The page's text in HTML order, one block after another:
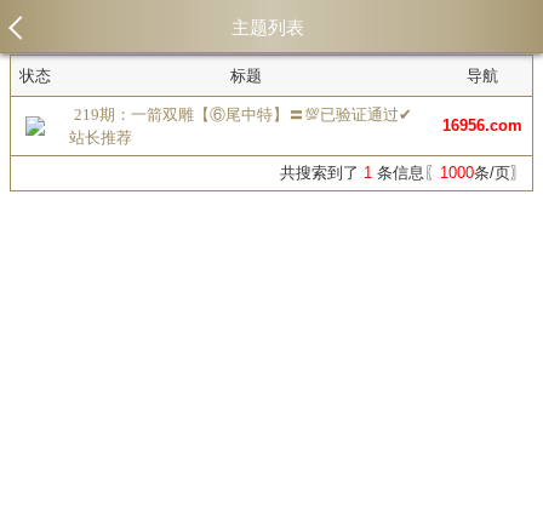
主题列表
状态 标题 导航
219期：一箭双雕【⑥尾中特】〓💯已验证通过✔
站长推荐
16956.com
共搜索到了 1 条信息〖 1000条/页〗